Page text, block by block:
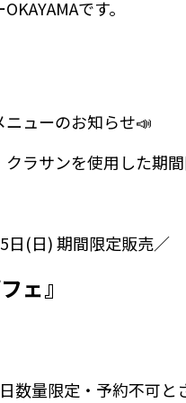
です。
ューのお知らせ📣⁡
ラサンを使用した期
日(日) 期間限定販売／
ェ』
量限定・予約不可と